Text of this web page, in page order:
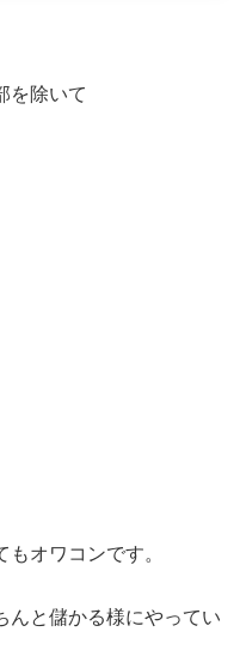
除いて
オワコンです。
んと儲かる様にやってい